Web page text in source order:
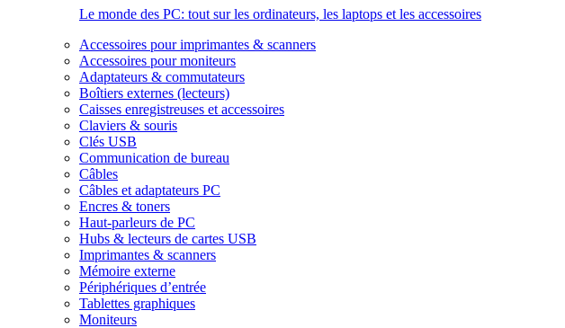
Le monde des PC: tout sur les ordinateurs, les laptops et les accessoires
Accessoires pour imprimantes & scanners
Accessoires pour moniteurs
Adaptateurs & commutateurs
Boîtiers externes (lecteurs)
Caisses enregistreuses et accessoires
Claviers & souris
Clés USB
Communication de bureau
Câbles
Câbles et adaptateurs PC
Encres & toners
Haut-parleurs de PC
Hubs & lecteurs de cartes USB
Imprimantes & scanners
Mémoire externe
Périphériques d’entrée
Tablettes graphiques
Moniteurs